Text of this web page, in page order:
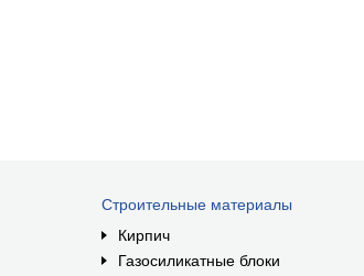
Строительные материалы
Кирпич
Газосиликатные блоки